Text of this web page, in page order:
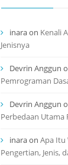
inaraon Kenali
Jenisnya
Devrin Anggun
Pemrograman
Devrin Anggun
Perbedaan Utama
inaraon Apa Itu
Pengertian, Jenis,